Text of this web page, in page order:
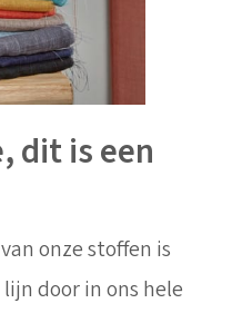
dit is een
onze stoffen is
door in ons hele